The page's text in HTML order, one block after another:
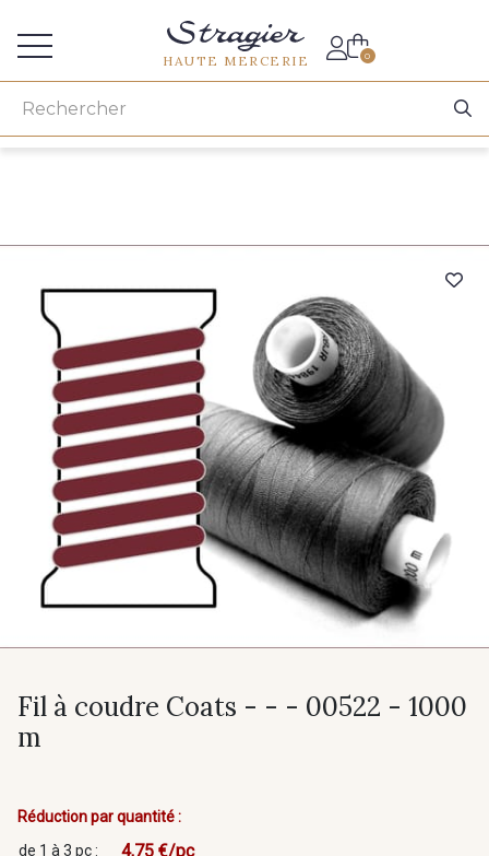
HAUTE MERCERIE 0
Fil à coudre Coats - - - 00522 - 1000
m
Réduction par quantité :
de 1 à 3 pc :
4,75 €/pc